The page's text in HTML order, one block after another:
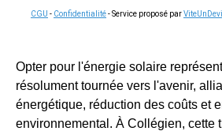
CGU - Confidentialité- Service proposé par
Opter pour l'énergie solaire
résolument tournée vers l'avenir,
énergétique, réduction des coûts et
environnemental. À Collégien, cette